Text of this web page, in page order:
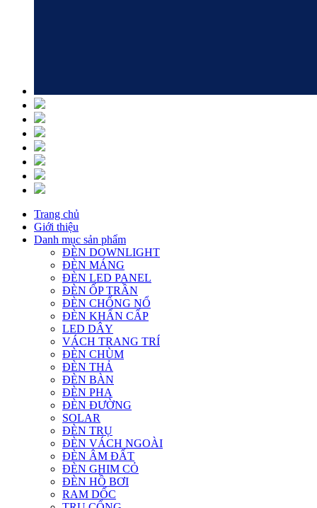
Trang chủ
Giới thiệu
Danh mục sản phẩm
ĐÈN DOWNLIGHT
ĐÈN MÁNG
ĐÈN LED PANEL
ĐÈN ỐP TRẦN
ĐÈN CHỐNG NỔ
ĐÈN KHẨN CẤP
LED DÂY
VÁCH TRANG TRÍ
ĐÈN CHÙM
ĐÈN THẢ
ĐÈN BÀN
ĐÈN PHA
ĐÈN ĐƯỜNG
SOLAR
ĐÈN TRỤ
ĐÈN VÁCH NGOÀI
ĐÈN ÂM ĐẤT
ĐÈN GHIM CỎ
ĐÈN HỒ BƠI
RAM DỐC